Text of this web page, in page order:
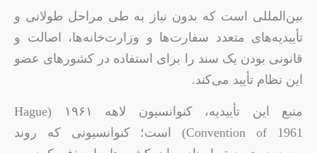
بین‌المللی است که بدون نیاز به طی مراحل طولانی و
تأییدیه‌های متعدد سفارت‌ها و وزارت‌خانه‌ها، اصالت و
قانونی بودن یک سند را برای استفاده در کشورهای عضو
این نظام تأیید می‌کند.
منبع این تأییدیه، کنوانسیون لاهه ۱۹۶۱ (Hague
Convention of 1961) است؛ کنوانسیونی که روند